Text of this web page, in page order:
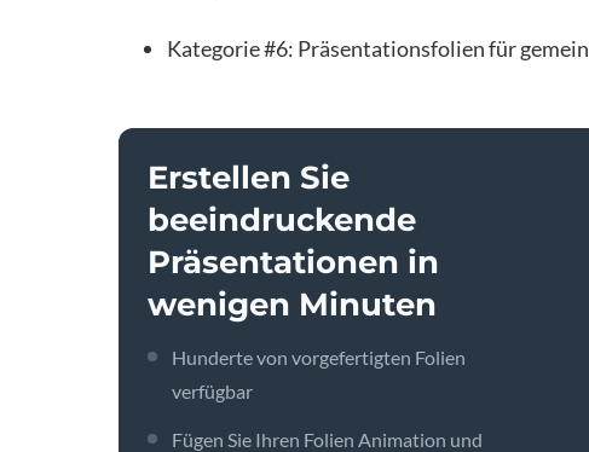
Kategorie #6: Präsentationsfolien für
Erstellen Sie
beeindruckende
Präsentationen in
wenigen Minuten
Hunderte von vorgefertigten Folien
verfügbar
Fügen Sie Ihren Folien Animation und